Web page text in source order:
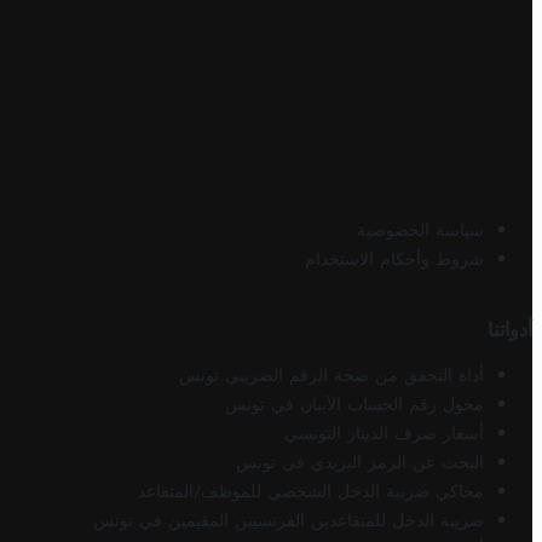
سياسة الخصوصية
شروط وأحكام الاستخدام
أدواتنا
أداة التحقق من صحة الرقم الضريبي تونس
محول رقم الحساب الآيبان في تونس
أسعار صرف الدينار التونسي
البحث عن الرمز البريدي في تونس
محاكي ضريبة الدخل الشخصي للموظف/المتقاعد
ضريبة الدخل للمتقاعدين الفرنسيين المقيمين في تونس